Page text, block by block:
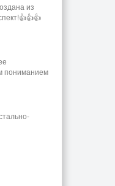
из
пониманием